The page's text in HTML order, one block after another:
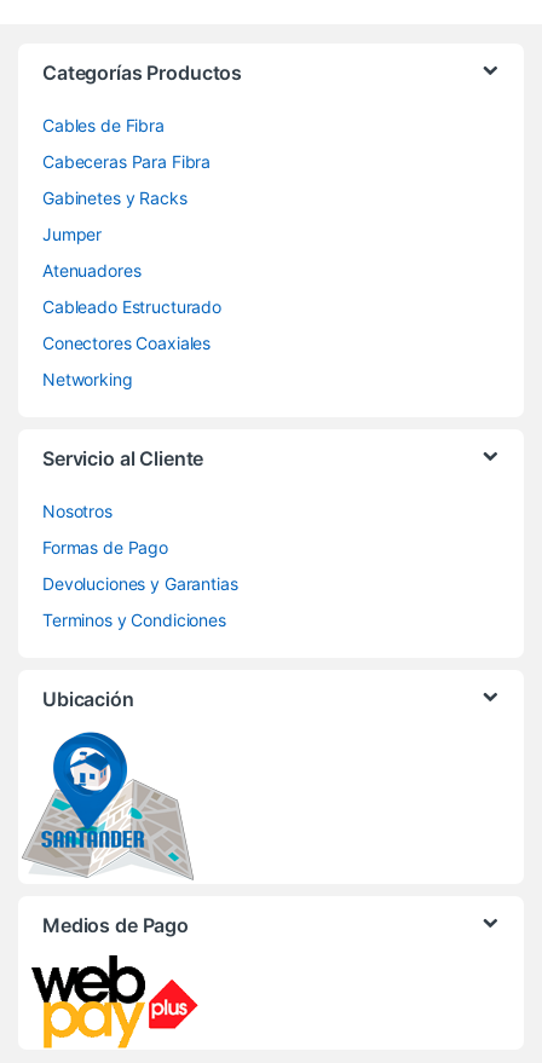
Categorías Productos
Cables de Fibra
Cabeceras Para Fibra
Gabinetes y Racks
Jumper
Atenuadores
Cableado Estructurado
Conectores Coaxiales
Networking
Servicio al Cliente
Nosotros
Formas de Pago
Devoluciones y Garantias
Terminos y Condiciones
Ubicación
Medios de Pago